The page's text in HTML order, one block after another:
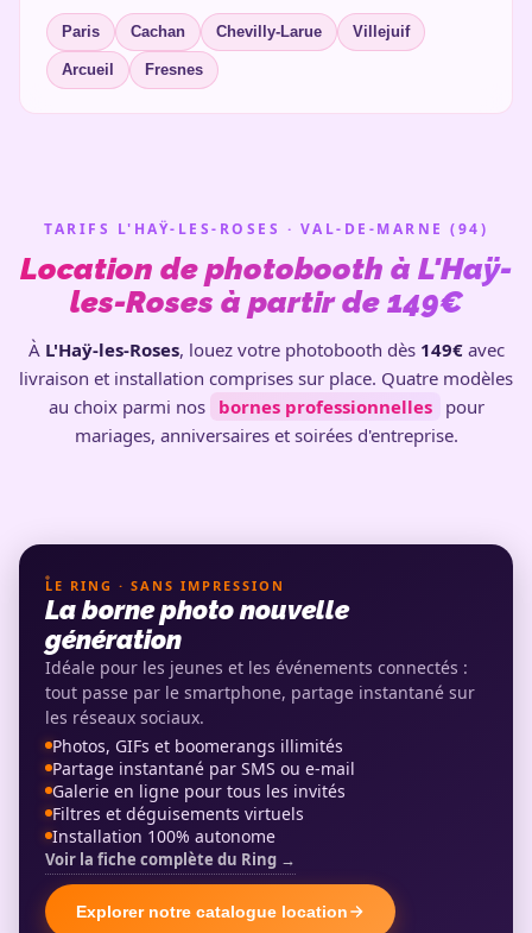
Paris Cachan Chevilly-Larue Villejuif
Arcueil Fresnes
TARIFS L'HAŸ-LES-ROSES · VAL-DE-MARNE (94)
Location de photobooth à L'Haÿ-
les-Roses à partir de 149€
À L'Haÿ-les-Roses, louez votre photobooth dès 149€avec
livraison et installation comprises sur place. Quatre modèles
au choix parmi nos bornes professionnelles
pour
mariages, anniversaires et soirées d'entreprise.
LE RING · SANS IMPRESSION
La borne photo nouvelle
génération
Idéale pour les jeunes et les événements connectés :
tout passe par le smartphone, partage instantané sur
les réseaux sociaux.
Photos, GIFs et boomerangs illimités
Partage instantané par SMS ou e-mail
Galerie en ligne pour tous les invités
Filtres et déguisements virtuels
Installation 100% autonome
Voir la fiche complète du Ring →
Explorer notre catalogue location